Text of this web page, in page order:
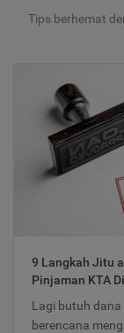
Tips berhemat
9 Langkah Jitu
Pinjaman KTA
Lagi butuh
berencana